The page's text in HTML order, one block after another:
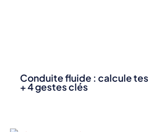
Conduite fluide : calcule
+ 4 gestes clés